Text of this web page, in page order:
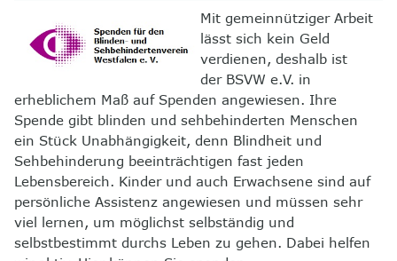
Mit gemeinnütziger Arbeit
lässt sich kein Geld
verdienen, deshalb ist
der BSVW e.V. in
erheblichem Maß auf Spenden angewiesen. Ihre
Spende gibt blinden und sehbehinderten Menschen
ein Stück Unabhängigkeit, denn Blindheit und
Sehbehinderung beeinträchtigen fast jeden
Lebensbereich. Kinder und auch Erwachsene sind auf
persönliche Assistenz angewiesen und müssen sehr
viel lernen, um möglichst selbständig und
selbstbestimmt durchs Leben zu gehen. Dabei helfen